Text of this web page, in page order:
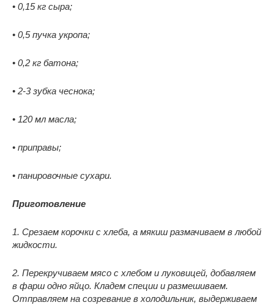
• 0,15 кг сыра;
• 0,5 пучка укропа;
• 0,2 кг батона;
• 2-3 зубка чеснока;
• 120 мл масла;
• приправы;
• панировочные сухари.
Приготовление
1. Срезаем корочки с хлеба, а мякиш размачиваем в любой
жидкости.
2. Перекручиваем мясо с хлебом и луковицей, добавляем
в фарш одно яйцо. Кладем специи и размешиваем.
Отправляем на созревание в холодильник, выдерживаем